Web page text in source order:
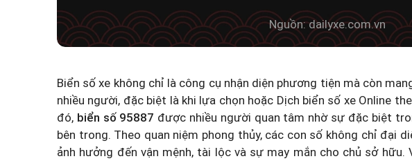
Nguồn: dailyxe.com.vn
Biển số xe không chỉ là công cụ nhận diện phương tiện mà còn
nhiều người, đặc biệt là khi lựa chọn hoặc Dịch biển số xe Online
đó, biển số 95887 được nhiều người quan tâm nhờ sự đặc biệt
bên trong. Theo quan niệm phong thủy, các con số không chỉ đại
ảnh hưởng đến vận mệnh, tài lộc và sự may mắn cho chủ sở hữu.